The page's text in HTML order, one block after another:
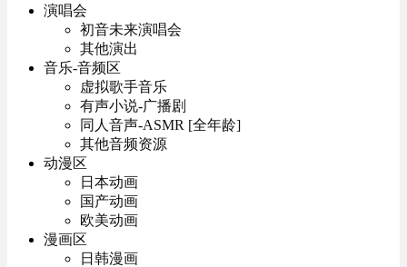
演唱会
初音未来演唱会
其他演出
音乐-音频区
虚拟歌手音乐
有声小说-广播剧
同人音声-ASMR [全年龄]
其他音频资源
动漫区
日本动画
国产动画
欧美动画
漫画区
日韩漫画